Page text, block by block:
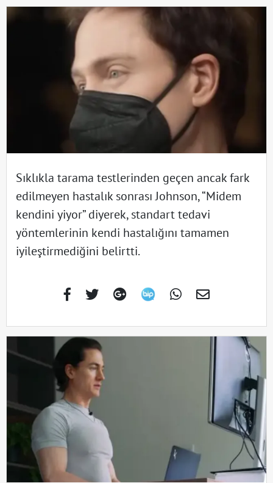
Sıklıkla tarama testlerinden geçen ancak fark
edilmeyen hastalık sonrası Johnson, “Midem
kendini yiyor” diyerek, standart tedavi
yöntemlerinin kendi hastalığını tamamen
iyileştirmediğini belirtti.